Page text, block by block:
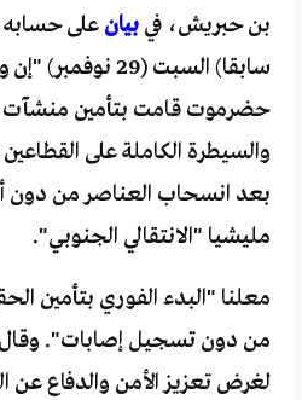
بن حبريش، في بيان على
سابقا) السبت (29
حضرموت قامت بتأمين منشآت
بعد انسحاب العناصر من
مليشيا "الانتقالي الجنوبي".
معلنا "البدء الفوري بتأمين
من دون تسجيل إصابات".
لغرض تعزيز الأمن والدفاع عن